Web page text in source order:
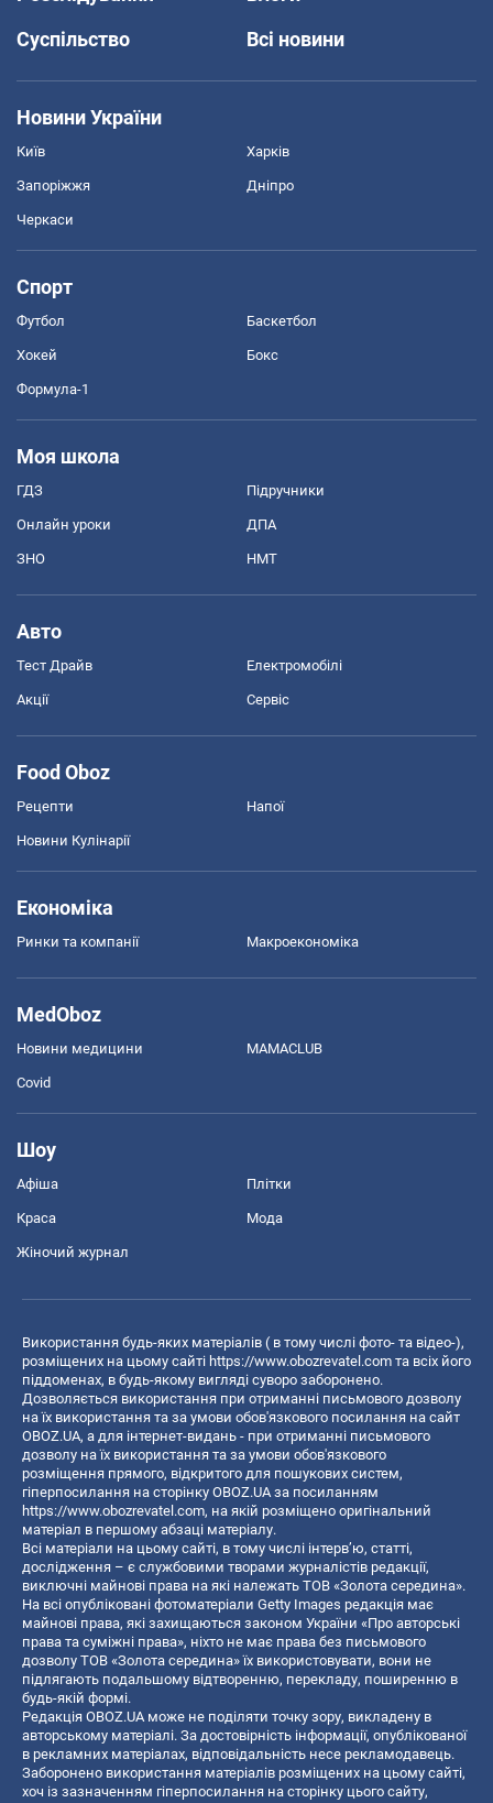
Суспільство
Всі новини
Новини України
Київ Харків
Запоріжжя Дніпро
Черкаси
Спорт
Футбол Баскетбол
Хокей Бокс
Формула-1
Моя школа
ГДЗ Підручники
Онлайн уроки ДПА
ЗНО НМТ
Авто
Тест Драйв Електромобілі
Акції Сервіс
Food Oboz
Рецепти Напої
Новини Кулінарії
Економіка
Ринки та компанії Макроекономіка
MedOboz
Новини медицини MAMACLUB
Covid
Шоу
Афіша Плітки
Краса Мода
Жіночий журнал
Використання будь-яких матеріалів ( в тому числі фото- та відео-),
розміщених на цьому сайті https://www.obozrevatel.com та всіх його
піддоменах, в будь-якому вигляді суворо заборонено.
Дозволяється використання при отриманні письмового дозволу
на їх використання та за умови обов'язкового посилання на сайт
OBOZ.UA, а для інтернет-видань - при отриманні письмового
дозволу на їх використання та за умови обов'язкового
розміщення прямого, відкритого для пошукових систем,
гіперпосилання на сторінку OBOZ.UA за посиланням
https://www.obozrevatel.com, на якій розміщено оригінальний
матеріал в першому абзаці матеріалу.
Всі матеріали на цьому сайті, в тому числі інтерв’ю, статті,
дослідження – є службовими творами журналістів редакції,
виключні майнові права на які належать ТОВ «Золота середина».
На всі опубліковані фотоматеріали Getty Images редакція має
майнові права, які захищаються законом України «Про авторські
права та суміжні права», ніхто не має права без письмового
дозволу ТОВ «Золота середина» їх використовувати, вони не
підлягають подальшому відтворенню, перекладу, поширенню в
будь-якій формі.
Редакція OBOZ.UA може не поділяти точку зору, викладену в
авторському матеріалі. За достовірність інформації, опублікованої
в рекламних матеріалах, відповідальність несе рекламодавець.
Заборонено використання матеріалів розміщених на цьому сайті,
хоч із зазначенням гіперпосилання на сторінку цього сайту,